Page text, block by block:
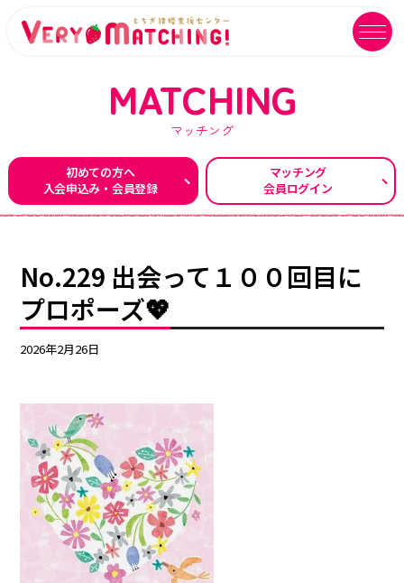
マッチング会員ログイン イベントユーザーログイン
MATCHING
マッチング
ご成婚カップルメッセージ
注意事項
EVENT
イベント
DATING
交際応援
ARCHIVE
アーカイブ
MATCHING
マッチング
初めての方へ
入会申込み・会員登録
マッチング
会員ログイン
No.229 出会って１００回目に
プロポーズ💖
2026年2月26日